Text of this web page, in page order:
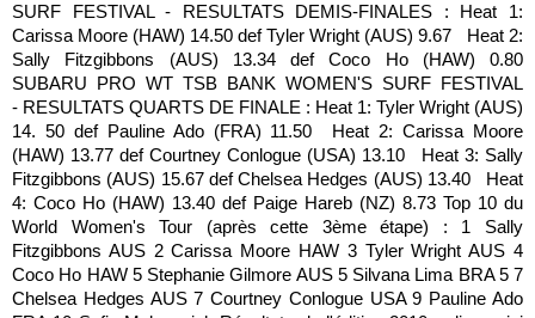
SURF FESTIVAL - RESULTATS DEMIS-FINALES : Heat 1:
Carissa Moore (HAW) 14.50 def Tyler Wright (AUS) 9.67 Heat 2:
Sally Fitzgibbons (AUS) 13.34 def Coco Ho (HAW) 0.80
SUBARU PRO WT TSB BANK WOMEN'S SURF FESTIVAL
- RESULTATS QUARTS DE FINALE : Heat 1: Tyler Wright (AUS)
14. 50 def Pauline Ado (FRA) 11.50 Heat 2: Carissa Moore
(HAW) 13.77 def Courtney Conlogue (USA) 13.10 Heat 3: Sally
Fitzgibbons (AUS) 15.67 def Chelsea Hedges (AUS) 13.40 Heat
4: Coco Ho (HAW) 13.40 def Paige Hareb (NZ) 8.73 Top 10 du
World Women's Tour (après cette 3ème étape) : 1 Sally
Fitzgibbons AUS 2 Carissa Moore HAW 3 Tyler Wright AUS 4
Coco Ho HAW 5 Stephanie Gilmore AUS 5 Silvana Lima BRA 5 7
Chelsea Hedges AUS 7 Courtney Conlogue USA 9 Pauline Ado